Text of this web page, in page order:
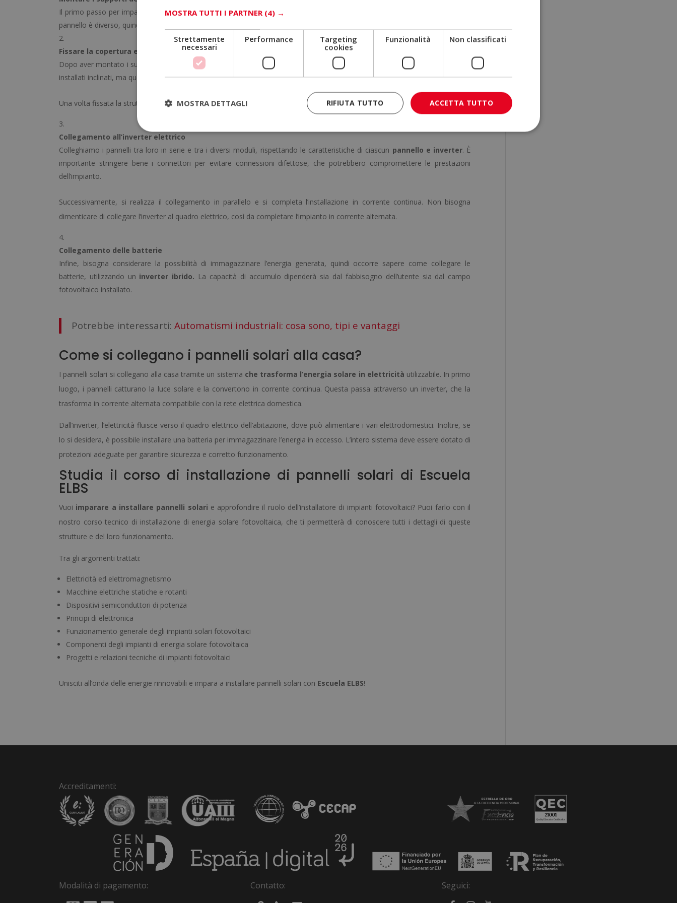
Il primo passo per imparare a installare i pannelli solari èposizionare i supporti
pannello è diverso, quindi inclinazione e struttura devono adattarsi al modello scelto.
Fissare la copertura e i pannelli solari
Dopo aver montato i supporti, si
fissa la struttura alla copertura
e si posizionano i pannelli fotovoltaici. Di solito vengono
installati inclinati, ma questo varia a seconda del tipo di impianto.
Una volta fissata la struttura, si installano e collegano i moduli, che successivamente si connettono tra loro e all’inverter.
Collegamento all’inverter elettrico
Colleghiamo i pannelli tra loro in serie e tra i diversi moduli, rispettando le caratteristiche di ciascun pannello e inverter. È
importante stringere bene i connettori per evitare connessioni difettose, che potrebbero compromettere le prestazioni
dell’impianto.
Successivamente, si realizza il collegamento in parallelo e si completa l’installazione in corrente continua. Non bisogna
dimenticare di collegare l’inverter al quadro elettrico, così da completare l’impianto in corrente alternata.
Collegamento delle batterie
Infine, bisogna considerare la possibilità di immagazzinare l’energia generata, quindi occorre sapere come collegare le
batterie, utilizzando un inverter ibrido. La capacità di accumulo dipenderà sia dal fabbisogno dell’utente sia dal campo
fotovoltaico installato.
Potrebbe interessarti: Automatismi industriali: cosa sono, tipi e vantaggi
Come si collegano i pannelli solari alla casa?
I pannelli solari si collegano alla casa tramite un sistema che trasforma l’energia solare in elettricità utilizzabile. In primo
luogo, i pannelli catturano la luce solare e la convertono in corrente continua. Questa passa attraverso un inverter, che la
trasforma in corrente alternata compatibile con la rete elettrica domestica.
Dall’inverter, l’elettricità fluisce verso il quadro elettrico dell’abitazione, dove può alimentare i vari elettrodomestici. Inoltre, se
lo si desidera, è possibile installare una batteria per immagazzinare l’energia in eccesso. L’intero sistema deve essere dotato di
protezioni adeguate per garantire sicurezza e corretto funzionamento.
Studia il corso di installazione di pannelli solari di Escuela
ELBS
Vuoi imparare a installare pannelli solari e approfondire il ruolo dell’installatore di impianti fotovoltaici? Puoi farlo con il
nostro corso tecnico di installazione di energia solare fotovoltaica, che ti permetterà di conoscere tutti i dettagli di queste
strutture e del loro funzionamento.
Tra gli argomenti trattati:
Elettricità ed elettromagnetismo
Macchine elettriche statiche e rotanti
Dispositivi semiconduttori di potenza
Principi di elettronica
Funzionamento generale degli impianti solari fotovoltaici
Componenti degli impianti di energia solare fotovoltaica
Progetti e relazioni tecniche di impianti fotovoltaici
Unisciti all’onda delle energie rinnovabili e impara a installare pannelli solari con Escuela ELBS!
Accreditamenti:
Modalità di pagamento: Contatto: Seguici:
MOSTRA TUTTI I PARTNER (4) →
Strettamente
necessari
Performance
Targeting
cookies
Funzionalità Non classificati
ACCETTA TUTTO
RIFIUTA TUTTO
MOSTRA DETTAGLI